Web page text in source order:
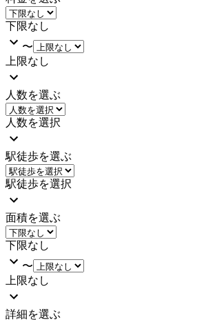
下限なし
〜
上限なし
人数を選ぶ
人数を選択
駅徒歩を選ぶ
駅徒歩を選択
面積を選ぶ
下限なし
〜
上限なし
詳細を選ぶ